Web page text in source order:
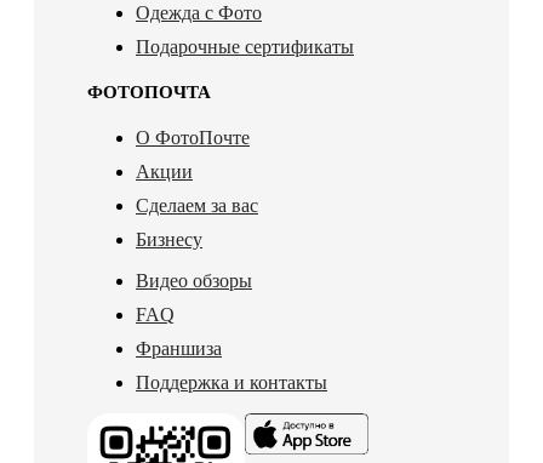
Одежда с Фото
Подарочные сертификаты
ФОТОПОЧТА
О ФотоПочте
Акции
Сделаем за вас
Бизнесу
Видео обзоры
FAQ
Франшиза
Поддержка и контакты